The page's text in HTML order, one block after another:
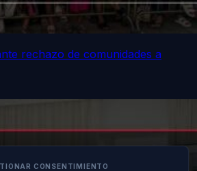
CONSENTIMIENTO
rechazo de comunidades a